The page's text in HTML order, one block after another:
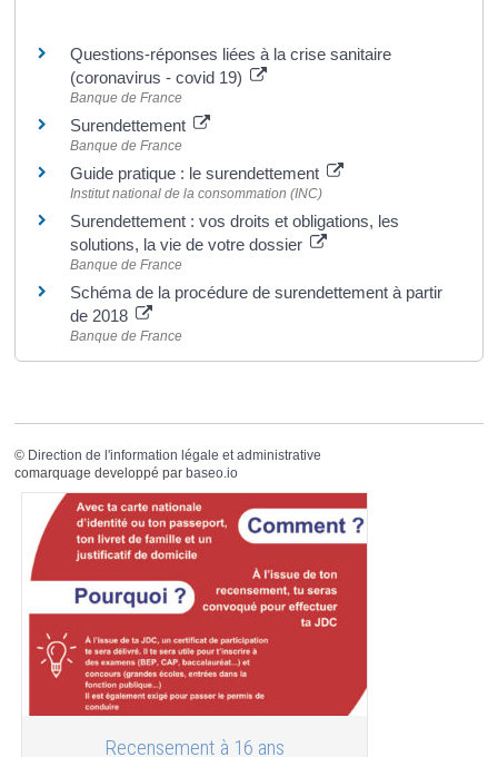
Questions-réponses liées à la crise sanitaire
(coronavirus - covid 19)
Banque de France
Surendettement
Banque de France
Guide pratique : le surendettement
Institut national de la consommation (INC)
Surendettement : vos droits et obligations, les
solutions, la vie de votre dossier
Banque de France
Schéma de la procédure de surendettement à partir
de 2018
Banque de France
© Direction de l'information légale et administrative
comarquage developpé par baseo.io
Recensement à 16 ans